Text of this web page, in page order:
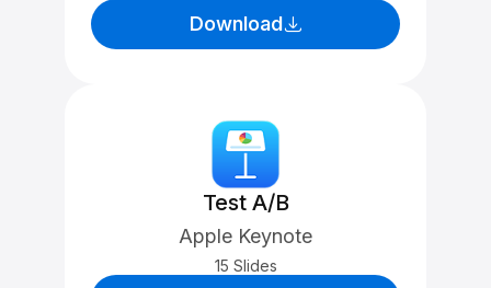
Download
Test A/B
Apple Keynote
15 Slides